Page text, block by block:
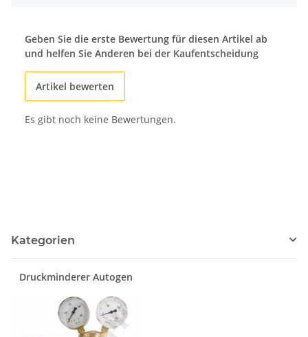
Geben Sie die erste Bewertung für diesen Artikel ab
und helfen Sie Anderen bei der Kaufentscheidung
Artikel bewerten
Es gibt noch keine Bewertungen.
Kategorien
Druckminderer Autogen